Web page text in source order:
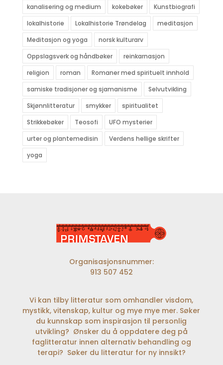
kanalisering og medium
kokebøker
Kunstbiografi
lokalhistorie
Lokalhistorie Trøndelag
meditasjon
Meditasjon og yoga
norsk kulturarv
Oppslagsverk og håndbøker
reinkarnasjon
religion
roman
Romaner med spirituelt innhold
samiske tradisjoner og sjamanisme
Selvutvikling
Skjønnlitteratur
smykker
spiritualitet
Strikkebøker
Teosofi
UFO mysterier
urter og plantemedisin
Verdens hellige skrifter
yoga
Organisasjonsnummer:
913 507 452
Vi kan tilby litteratur som omhandler visdom,
mystikk, vitenskap, kultur og mye mye mer. Søker
du kunnskap som inspirasjon til personlig
utvikling? Ønsker du å oppdatere deg på
faglitteratur innen alternativ behandling og
terapi? Søker du litteratur for ny innsikt?